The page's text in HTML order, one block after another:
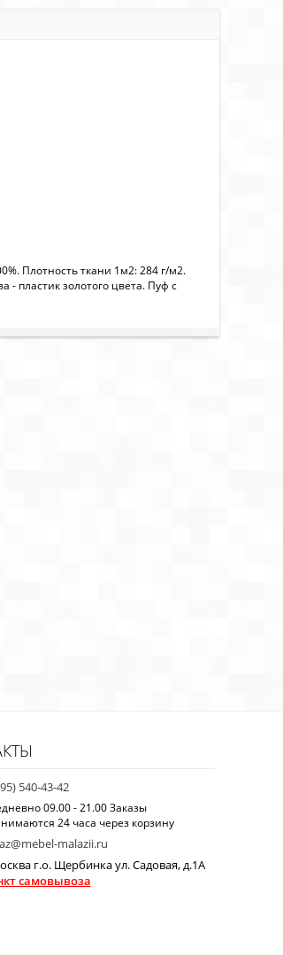
Плотность ткани 1м2: 284 г/м2.
- пластик золотого цвета. Пуф с
540-43-42
09.00 - 21.00 Заказы
24 часа через корзину
malazii.ru
г.о. Щербинка ул. Садовая, д.1А
самовывоза